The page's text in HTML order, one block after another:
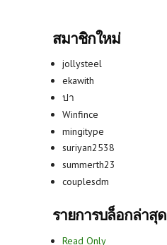
สมาชิกใหม่
jollysteel
ekawith
ปา
Winfince
mingitype
suriyan2538
summerth23
couplesdm
รายการบล็อกล่าสุด
Read Only